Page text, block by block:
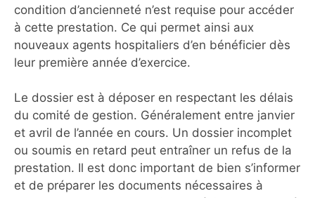
condition d’ancienneté n’est requise pour accéder
à cette prestation. Ce qui permet ainsi aux
nouveaux agents hospitaliers d’en bénéficier dès
leur première année d’exercice.
Le dossier est à déposer en respectant les délais
du comité de gestion. Généralement entre janvier
et avril de l’année en cours. Un dossier incomplet
ou soumis en retard peut entraîner un refus de la
prestation. Il est donc important de bien s’informer
et de préparer les documents nécessaires à